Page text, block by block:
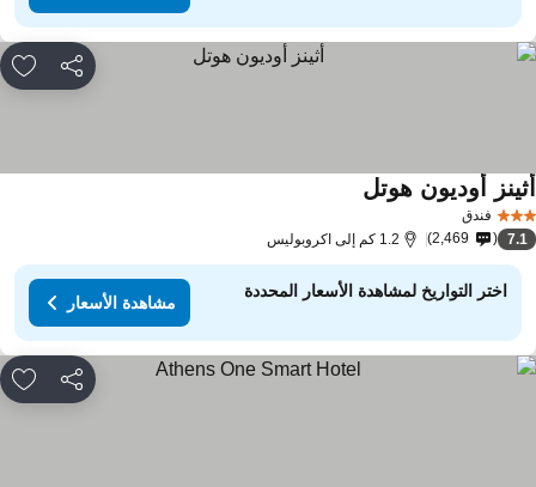
مشاركة
فندق
أوديون هوتلمشاهدة الأسعار
7.1
2,469 1.2 كم إلى اكروبوليس
اختر التواريخ لمشاهدة الأسعار المحددة
مشاهدة الأسعار
مشاركة